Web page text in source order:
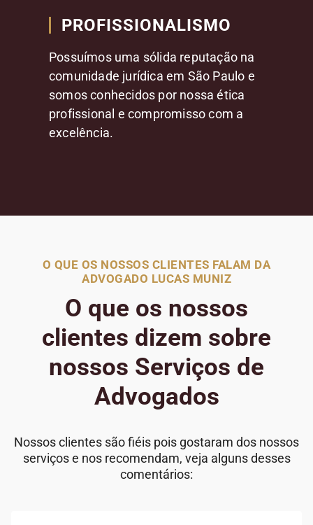
PROFISSIONALISMO
Possuímos uma sólida reputação na
comunidade jurídica em São Paulo e
somos conhecidos por nossa ética
profissional e compromisso com a
excelência.
O QUE OS NOSSOS CLIENTES FALAM DA
ADVOGADO LUCAS MUNIZ
O que os nossos
clientes dizem sobre
nossos Serviços de
Advogados
Nossos clientes são fiéis pois gostaram dos nossos
serviços e nos recomendam, veja alguns desses
comentários: